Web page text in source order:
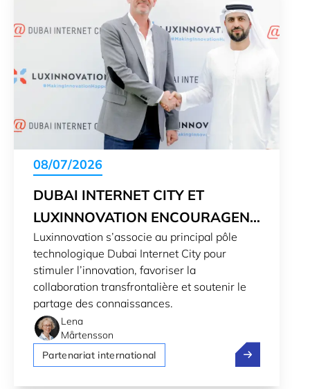
08/07/2026
DUBAI INTERNET CITY ET
LUXINNOVATION ENCOURAGENT
L’INNOVATION
Luxinnovation s’associe au principal pôle
technologique Dubai Internet City pour
stimuler l’innovation, favoriser la
collaboration transfrontalière et soutenir le
partage des connaissances.
Lena
Mårtensson
Partenariat international
Dubai